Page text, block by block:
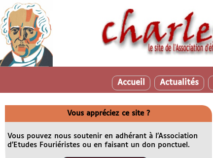
Accueil Actualités
Vous appréciez ce site ?
Vous pouvez nous soutenir en adhérant à l’Association
d’Etudes Fouriéristes ou en faisant un don ponctuel.